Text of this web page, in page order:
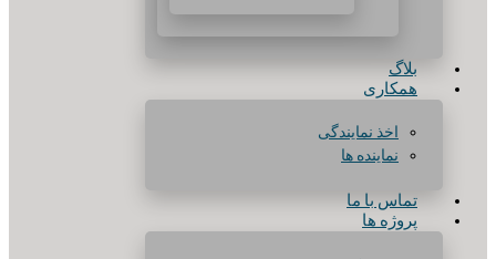
بلاگ
همکاری
اخذ نمایندگی
نماینده ها
تماس با ما
پروژه ها